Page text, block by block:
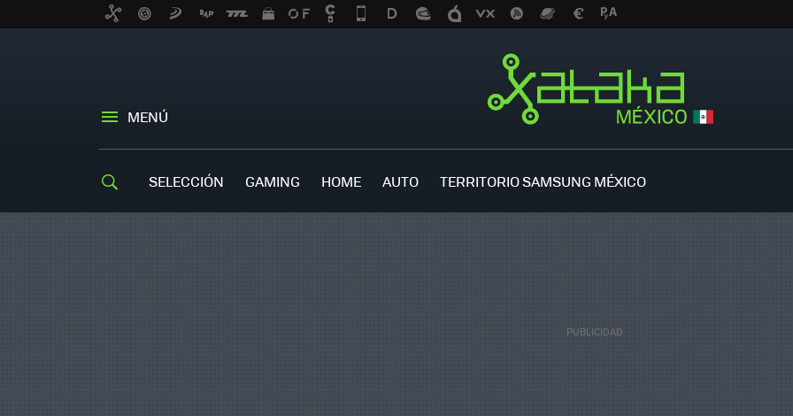
MENÚ
SELECCIÓN GAMING HOME AUTO TERRITORIO SAMSUNG MÉXICO